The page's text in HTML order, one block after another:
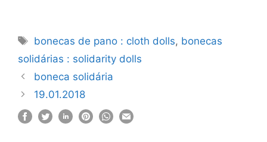
Etiquetas
bonecas de pano : cloth dolls, bonecas
solidárias : solidarity dolls
boneca solidária
19.01.2018